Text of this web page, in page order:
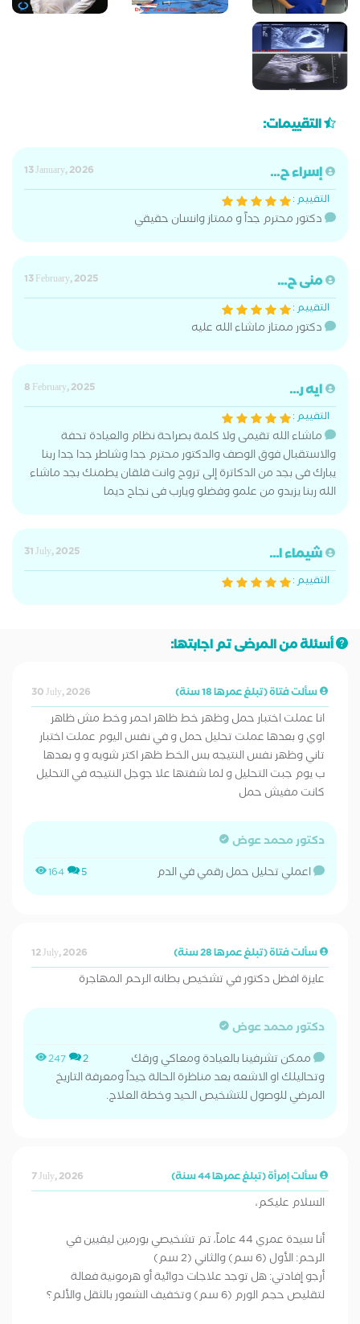
التقييمات:
إسراء ح...
13 January, 2026
التقييم :
دكتور محترم جداً و ممتاز وانسان حقيقي
منى ح...
13 February, 2025
التقييم :
دكتور ممتاز ماشاء الله عليه
ايه ر...
8 February, 2025
التقييم :
ماشاء الله تقيمى ولا كلمة بصراحة نظام والعيادة تحفة
والاستقبال فوق الوصف والدكتور محترم جدا وشاطر جدا جدا ربنا
يبارك فى بجد من الدكاترة إلى تروح وانت قلقان يطمنك بجد ماشاء
الله ربنا يزيدو من علمو وفضلو ويارب فى نجاح ديما
شيماء ا...
31 July, 2025
التقييم :
أسئلة من المرضى تم اجابتها:
سألت فتاة (تبلغ عمرها 18 سنة) 30 July, 2026
انا عملت اختبار حمل وظهر خط ظاهر احمر وخط مش ظاهر
اوي و بعدها عملت تحليل حمل و في نفس اليوم عملت اختبار
تاني وظهر نفس النتيجه بس الخط ظهر اكتر شويه و و بعدها
ب يوم جبت التحليل و لما شفتها علا جوجل النتيجه في التحليل
كانت مفيش حمل
دكتور محمد عوض
164 5 اعملي تحليل حمل رقمي في الدم
سألت فتاة (تبلغ عمرها 28 سنة) 12 July, 2026
عايزة افضل دكتور في تشخيص بطانه الرحم المهاجرة
دكتور محمد عوض
247 2
ممكن تشرفينا بالعيادة ومعاكي ورقك
وتحاليلك او الاشعه بعد مناظرة الحالة جيداً ومعرفة التاريخ
المرضي للوصول للتشخيص الحيد وخطة العلاج.
سألت إمرأة (تبلغ عمرها 44 سنة) 7 July, 2026
السلام عليكم،
أنا سيدة عمري 44 عاماً، تم تشخيصي بورمين ليفيين في
الرحم: الأول (6 سم) والثاني (2 سم)
أرجو إفادتي: هل توجد علاجات دوائية أو هرمونية فعالة
لتقليص حجم الورم (6 سم) وتخفيف الشعور بالثقل والألم؟